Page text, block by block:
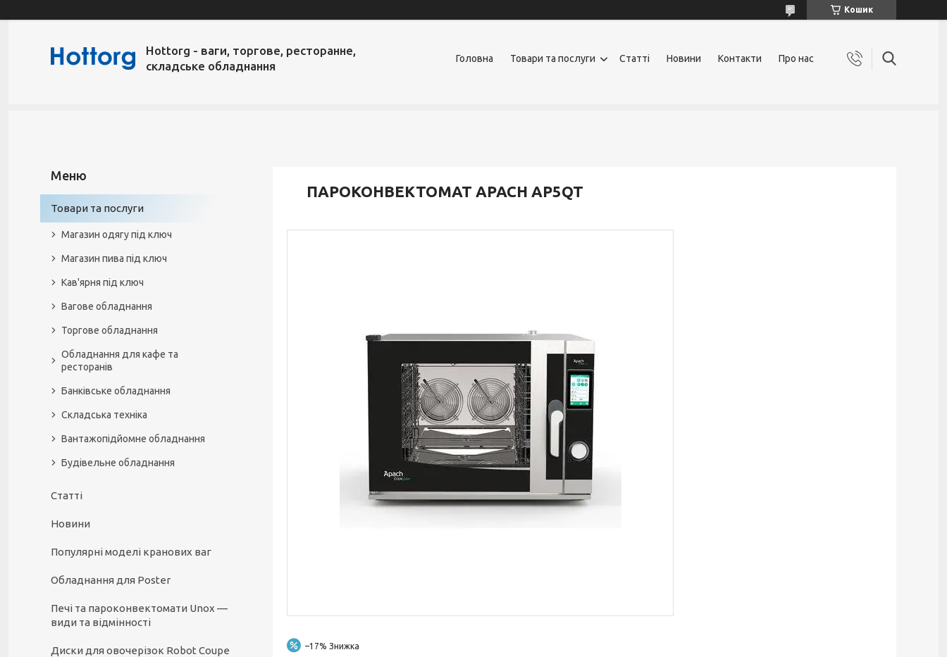
Кошик
Hottorg - ваги, торгове, ресторанне,
складське обладнання
Головна Товари та послуги Статті Новини Контакти Про нас
ПАРОКОНВЕКТОМАТ APACH AP5QT
–17%
Товари та послуги
Магазин одягу під ключ
Магазин пива під ключ
Кав'ярня під ключ
Вагове обладнання
Торгове обладнання
Обладнання для кафе та
ресторанів
Банківське обладнання
Складська техніка
Вантажопідйомне обладнання
Будівельне обладнання
Статті
Новини
Популярні моделі кранових ваг
Обладнання для Poster
Печі та пароконвектомати Unox —
види та відмінності
Диски для овочерізок Robot Coupe